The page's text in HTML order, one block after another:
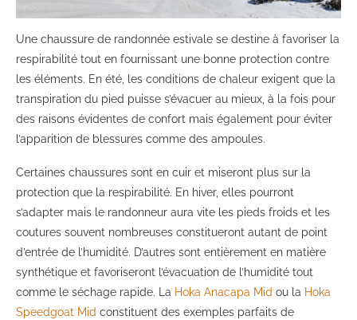
Une chaussure de randonnée estivale se destine à favoriser la
respirabilité tout en fournissant une bonne protection contre
les éléments. En été, les conditions de chaleur exigent que la
transpiration du pied puisse s’évacuer au mieux, à la fois pour
des raisons évidentes de confort mais également pour éviter
l’apparition de blessures comme des ampoules.
Certaines chaussures sont en cuir et miseront plus sur la
protection que la respirabilité. En hiver, elles pourront
s’adapter mais le randonneur aura vite les pieds froids et les
coutures souvent nombreuses constitueront autant de point
d’entrée de l’humidité. D’autres sont entièrement en matière
synthétique et favoriseront l’évacuation de l’humidité tout
comme le séchage rapide. La Hoka Anacapa Mid ou la Hoka
Speedgoat Mid constituent des exemples parfaits de